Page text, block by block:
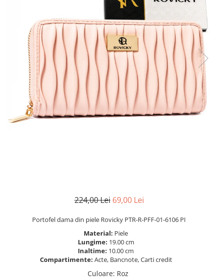
224,00 Lei 69,00 Lei
Portofel dama din piele Rovicky PTR-R-PFF-01-6106 PI
Material: Piele
Lungime: 19.00 cm
Inaltime: 10.00 cm
Compartimente: Acte, Bancnote, Carti credit
Culoare: Roz